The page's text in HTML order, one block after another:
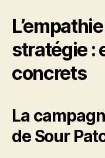
stratégie :
concrets
La
de Sour